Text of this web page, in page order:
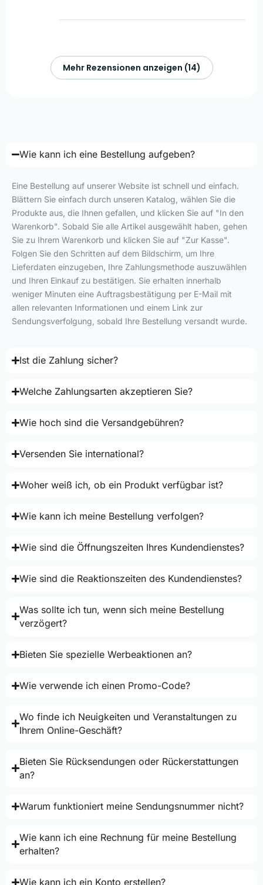
Mehr Rezensionen anzeigen (14)
Wie kann ich eine Bestellung aufgeben?
Eine Bestellung auf unserer Website ist schnell und einfach.
Blättern Sie einfach durch unseren Katalog, wählen Sie die
Produkte aus, die Ihnen gefallen, und klicken Sie auf "In den
Warenkorb". Sobald Sie alle Artikel ausgewählt haben, gehen
Sie zu Ihrem Warenkorb und klicken Sie auf "Zur Kasse".
Folgen Sie den Schritten auf dem Bildschirm, um Ihre
Lieferdaten einzugeben, Ihre Zahlungsmethode auszuwählen
und Ihren Einkauf zu bestätigen. Sie erhalten innerhalb
weniger Minuten eine Auftragsbestätigung per E-Mail mit
allen relevanten Informationen und einem Link zur
Sendungsverfolgung, sobald Ihre Bestellung versandt wurde.
Ist die Zahlung sicher?
Welche Zahlungsarten akzeptieren Sie?
Wie hoch sind die Versandgebühren?
Versenden Sie international?
Woher weiß ich, ob ein Produkt verfügbar ist?
Wie kann ich meine Bestellung verfolgen?
Wie sind die Öffnungszeiten Ihres Kundendienstes?
Wie sind die Reaktionszeiten des Kundendienstes?
Was sollte ich tun, wenn sich meine Bestellung
verzögert?
Bieten Sie spezielle Werbeaktionen an?
Wie verwende ich einen Promo-Code?
Wo finde ich Neuigkeiten und Veranstaltungen zu
Ihrem Online-Geschäft?
Bieten Sie Rücksendungen oder Rückerstattungen
an?
Warum funktioniert meine Sendungsnummer nicht?
Wie kann ich eine Rechnung für meine Bestellung
erhalten?
Wie kann ich ein Konto erstellen?